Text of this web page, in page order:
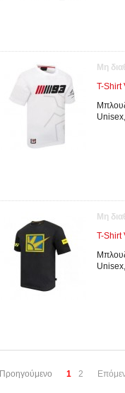
Μη
T-Shirt
Μη
T-Shirt
Προηγούμενο 1 2